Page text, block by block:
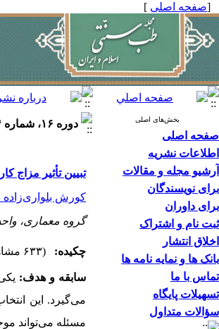
[صفحه اصلی ]
بخش‌های اصلی
صفحه اصلی
اطلاعات نشریه
آرشیو مجله و مقالات
برای نویسندگان
برای داوران
ثبت نام و اشتراک
اخلاق انتشار
بانک ها و نمایه نامه ها
تماس با ما
تسهیلات پایگاه
سؤالات متداول
دوره ۱۶، شماره ۴ - ( زمستان ۱۴۰۴ )
تبیین تأثیر مزاج
کورش بلواری‌زاده
گروه معماری،
چکیده: (۶۳۳ مشاهده)
سابقه و هدف:
می‌گیرد. این
مسئله می‌تواند